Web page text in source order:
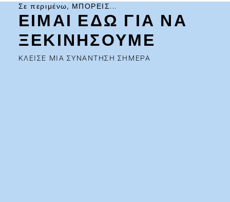
Σε περιμένω, ΜΠΟΡΕΙΣ...
ΕΙΜΑΙ ΕΔΩ ΓΙΑ ΝΑ
ΞΕΚΙΝΗΣΟΥΜΕ
ΚΛΕΙΣΕ ΜΙΑ ΣΥΝΑΝΤΗΣΗ ΣΗΜΕΡΑ